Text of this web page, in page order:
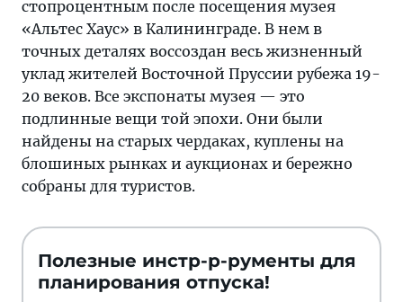
стопроцентным после посещения музея
«Альтес Хаус» в Калининграде. В нем в
точных деталях воссоздан весь жизненный
уклад жителей Восточной Пруссии рубежа 19-
20 веков. Все экспонаты музея — это
подлинные вещи той эпохи. Они были
найдены на старых чердаках, куплены на
блошиных рынках и аукционах и бережно
собраны для туристов.
Полезные инстр-р-рументы для
планирования отпуска!